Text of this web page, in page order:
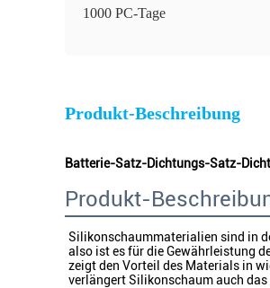
1000 PC-Tage
Produkt-Beschreibung
Batterie-Satz-Dichtungs-Satz-
Produkt-
Silikonschaummaterialien sind in
also ist es für die Gewährleistung
zeigt den Vorteil des Materials in
verlängert Silikonschaum auch